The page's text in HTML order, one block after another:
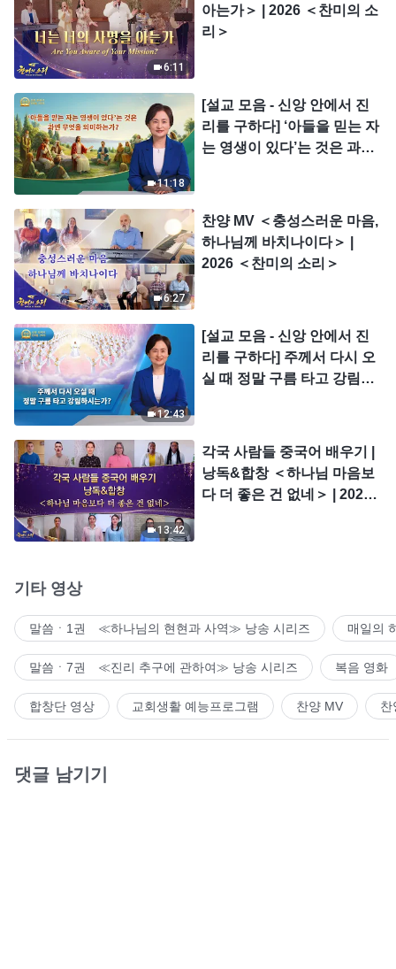
6:11
아는가＞ | 2026 ＜찬미의 소
리＞
11:18
[설교 모음 - 신앙 안에서 진
리를 구하다] ‘아들을 믿는 자
는 영생이 있다’는 것은 과연
6:27
찬양 MV ＜충성스러운 마음,
하나님께 바치나이다＞ |
2026 ＜찬미의 소리＞
12:43
[설교 모음 - 신앙 안에서 진
리를 구하다] 주께서 다시 오
실 때 정말 구름 타고 강림하
13:42
각국 사람들 중국어 배우기 |
낭독&합창 ＜하나님 마음보
다 더 좋은 건 없네＞ | 2026
기타 영상
말씀ㆍ1권 ≪하나님의 현현과 사역≫ 낭송 시리즈 매일의
말씀ㆍ7권 ≪진리 추구에 관하여≫ 낭송 시리즈 복음 영화
합창단 영상 교회생활 예능프로그램 찬양 MV 찬
댓글 남기기